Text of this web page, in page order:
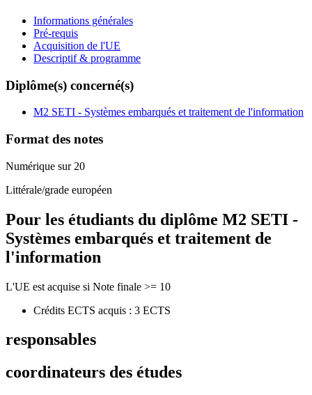
Informations générales
Pré-requis
Acquisition de l'UE
Descriptif & programme
Diplôme(s) concerné(s)
M2 SETI - Systèmes embarqués et traitement de l'information
Format des notes
Numérique sur 20
Littérale/grade européen
Pour les étudiants du diplôme M2 SETI -
Systèmes embarqués et traitement de
l'information
L'UE est acquise si Note finale >= 10
Crédits ECTS acquis : 3 ECTS
responsables
coordinateurs des études